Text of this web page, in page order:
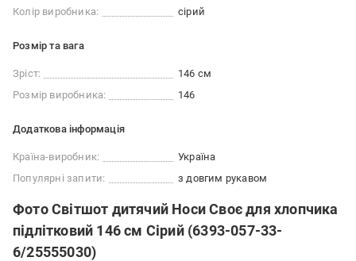
Колір виробника:
сірий
Розмір та вага
Зріст:
146 см
Розмір виробника:
146
Додаткова інформація
Країна-виробник:
Україна
Популярні запити:
з довгим рукавом
Фото Світшот дитячий Носи Своє для хлопчика
підлітковий 146 см Сірий (6393-057-33-
6/25555030)